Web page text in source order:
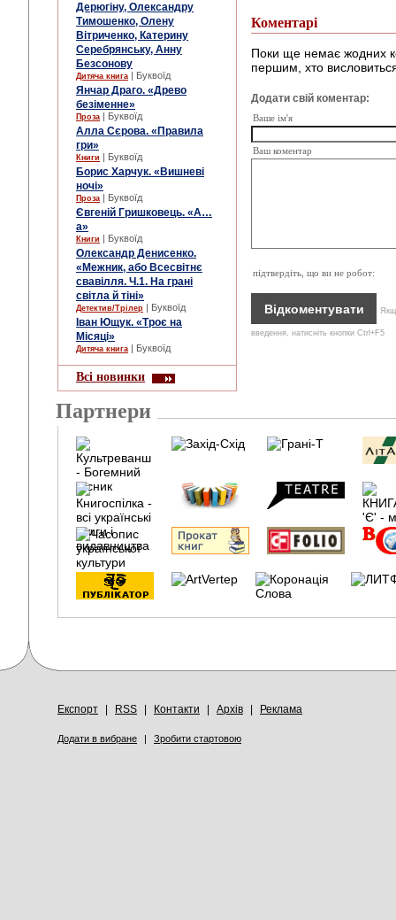
Дерюгіну, Олександру
Тимошенко, Олену
Вітриченко, Катерину
Серебрянську, Анну
Безсонову
Дитяча книга | Буквоїд
Янчар Драго. «Древо
безіменне»
Проза | Буквоїд
Алла Сєрова. «Правила
гри»
Книги | Буквоїд
Борис Харчук. «Вишневі
ночі»
Проза | Буквоїд
Євгеній Гришковець. «А…
а»
Книги | Буквоїд
Олександр Денисенко.
«Межник, або Всесвітнє
свавілля. Ч.1. На грані
світла й тіні»
Детектив/Трілер | Буквоїд
Іван Ющук. «Троє на
Місяці»
Дитяча книга | Буквоїд
Всі новинки
Коментарі
Поки ще немає жодних
першим, хто
Додати свій коментар:
Ваше ім'я
Ваш коментар
підтвердіть, що ви не робот:
введення, натисніть кнопки Ctrl+F5
Партнери
Експорт RSS Контакти Архів Реклама
Додати в вибране | Зробити стартовою